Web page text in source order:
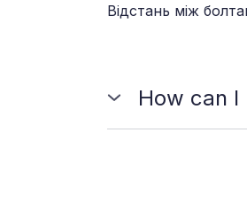
Відстань між
How can I